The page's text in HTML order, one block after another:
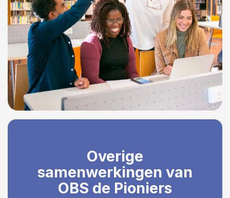
Overige
samenwerkingen van
OBS de Pioniers